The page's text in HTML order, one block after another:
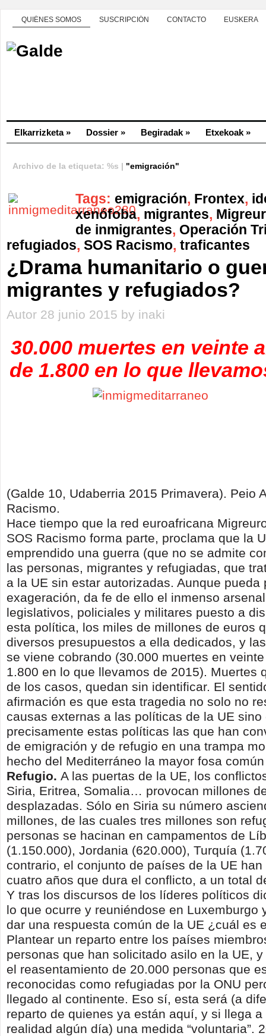
QUIÉNES SOMOS SUSCRIPCIÓN CONTACTO EUSKERA
Elkarrizketa» Dossier » Begiradak » Etxekoak »
Archivo de la etiqueta: %s | "emigración"
Tags: emigración, Frontex,
xenófoba, migrantes,
de inmigrantes, Operación
refugiados, SOS Racismo, traficantes
¿Drama humanitario o
migrantes y refugiados?
Autor 28 junio 2015 by inaki
30.000 muertes en veinte
de 1.800 en lo que
(Galde 10, Udaberria 2015 Primavera). Peio
Racismo.
Hace tiempo que la red euroafricana
SOS Racismo forma parte, proclama que la
emprendido una guerra (que no se admite
las personas, migrantes y refugiadas, que
a la UE sin estar autorizadas. Aunque pueda
exageración, da fe de ello el inmenso
legislativos, policiales y militares puesto a
esta política, los miles de millones de euros
diversos presupuestos a ella dedicados, y
se viene cobrando (30.000 muertes en
1.800 en lo que llevamos de 2015). Muertes
de los casos, quedan sin identificar. El
afirmación es que esta tragedia no solo no
causas externas a las políticas de la UE sino
precisamente estas políticas las que han
de emigración y de refugio en una trampa
hecho del Mediterráneo la mayor fosa
Refugio. A las puertas de la UE, los
Siria, Eritrea, Somalia… provocan millones
desplazadas. Sólo en Siria su número
millones, de las cuales tres millones son
personas se hacinan en campamentos de
(1.150.000), Jordania (620.000), Turquía
contrario, el conjunto de países de la UE
cuatro años que dura el conflicto, a un total
Y tras los discursos de los líderes políticos
lo que ocurre y reuniéndose en Luxemburgo
dar una respuesta común de la UE ¿cuál es
Plantear un reparto entre los países
personas que han solicitado asilo en la UE,
el reasentamiento de 20.000 personas que
reconocidas como refugiadas por la ONU
llegado al continente. Eso sí, esta será (a
reparto de quienes ya están aquí, y si llega a
realidad algún día) una medida “voluntaria”.